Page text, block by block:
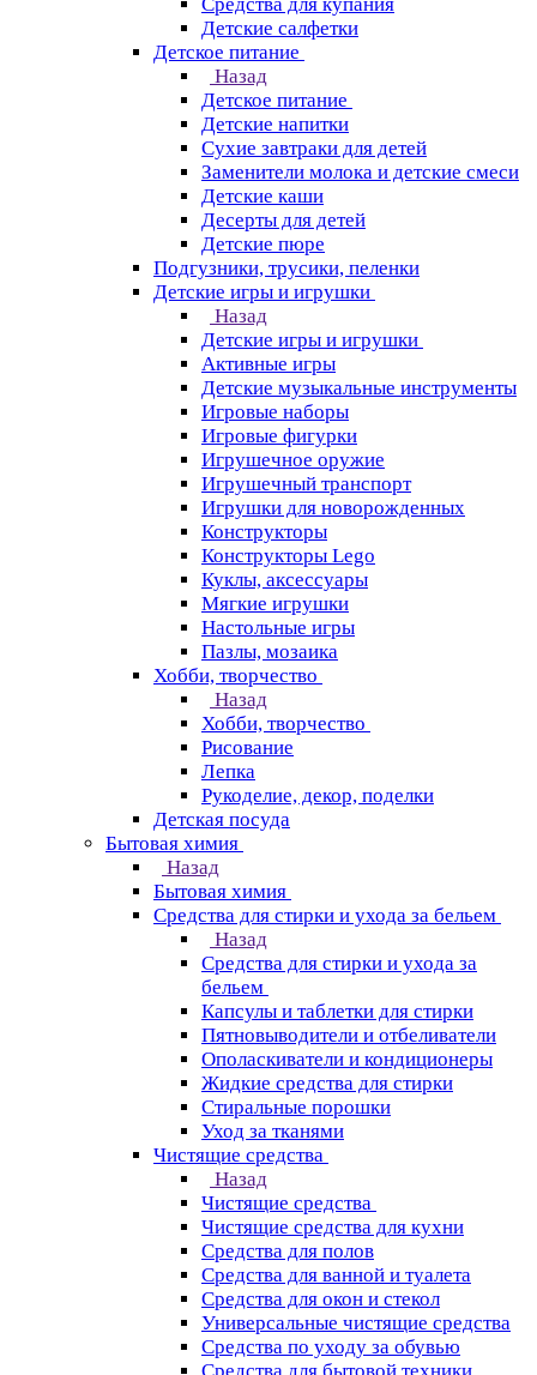
Детские салфетки
Детское питание
Назад
Детское питание
Детские напитки
Сухие завтраки для детей
Заменители молока и детские смеси
Детские каши
Десерты для детей
Детские пюре
Подгузники, трусики, пеленки
Детские игры и игрушки
Назад
Детские игры и игрушки
Активные игры
Детские музыкальные инструменты
Игровые наборы
Игровые фигурки
Игрушечное оружие
Игрушечный транспорт
Игрушки для новорожденных
Конструкторы
Конструкторы Lego
Куклы, аксессуары
Мягкие игрушки
Настольные игры
Пазлы, мозаика
Хобби, творчество
Назад
Хобби, творчество
Рисование
Лепка
Рукоделие, декор, поделки
Детская посуда
Бытовая химия
Назад
Бытовая химия
Средства для стирки и ухода за бельем
Назад
Средства для стирки и ухода за
бельем
Капсулы и таблетки для стирки
Пятновыводители и отбеливатели
Ополаскиватели и кондиционеры
Жидкие средства для стирки
Стиральные порошки
Уход за тканями
Чистящие средства
Назад
Чистящие средства
Чистящие средства для кухни
Средства для полов
Средства для ванной и туалета
Средства для окон и стекол
Универсальные чистящие средства
Средства по уходу за обувью